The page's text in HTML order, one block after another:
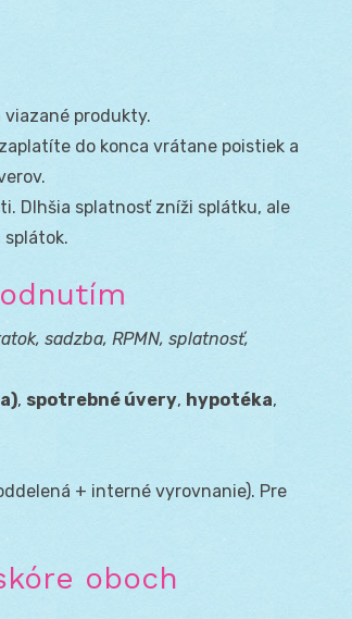
produkty.
do konca vrátane poistiek a
Dlhšia splatnosť zníži splátku, ale
sadzba, RPMN, splatnosť,
, spotrebné úvery, hypotéka,
+ interné vyrovnanie). Pre
oboch